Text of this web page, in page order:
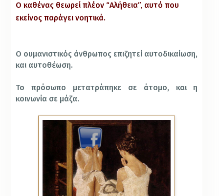
Ο καθένας θεωρεί πλέον “Αλήθεια”, αυτό που
εκείνος παράγει νοητικά.
Ο ουμανιστικός άνθρωπος επιζητεί αυτοδικαίωση,
και αυτοθέωση.
Το πρόσωπο μετατράπηκε σε άτομο, και η
κοινωνία σε μάζα.